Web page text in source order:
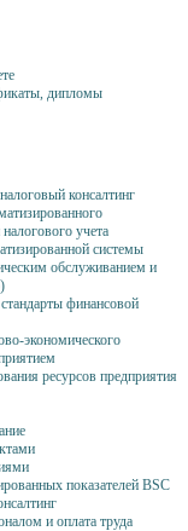
дипломы
консалтинг
учета
системы
обслуживанием и
финансовой
экономического
ресурсов предприятия
показателей BSC
и оплата труда